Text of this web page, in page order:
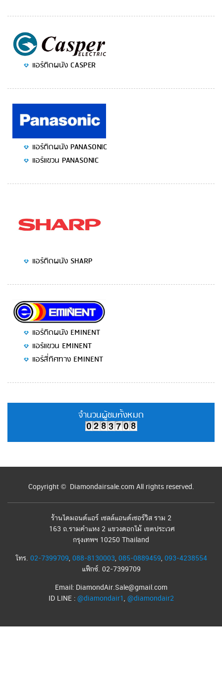
แอร์ติดผนัง CASPER
แอร์ติดผนัง PANASONIC
แอร์แขวน PANASONIC
แอร์ติดผนัง SHARP
แอร์ติดผนัง EMINENT
แอร์แขวน EMINENT
แอร์สี่ทิศทาง EMINENT
จำนวนผู้ชมทั้งหมด
Copyright © Diamondairsale.com All rights reserved.
ร้านไดมอนด์แอร์ เซลล์แอนด์เซอร์วิส ราม 2
163 ถ.รามคำแหง 2 แขวงดอกไม้ เขตประเวศ
กรุงเทพฯ 10250 Thailand
โทร. 02-7399709, 088-8130003, 085-0889459, 093-4238554
แฟ็กซ์. 02-7399709
Email: DiamondAir.Sale@gmail.com
ID LINE : @diamondair1 , @diamondair2